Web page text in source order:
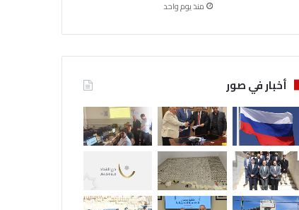
منذ يوم واحد
أخبار في صور